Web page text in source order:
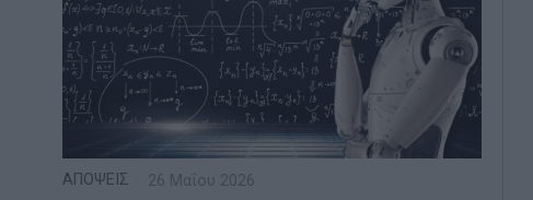
ΑΠΟΨΕΙΣ 26 Μαΐου 2026